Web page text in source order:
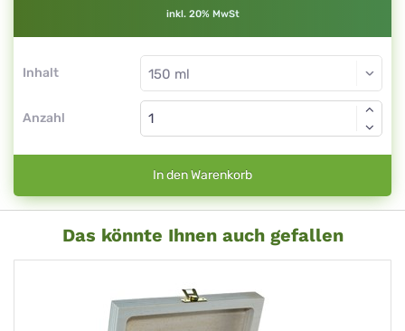
inkl. 20% MwSt
Inhalt
Anzahl
In den Warenkorb
Das könnte Ihnen auch gefallen